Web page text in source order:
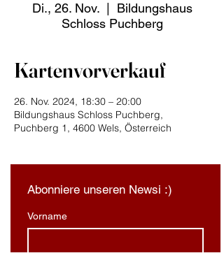
Di., 26. Nov.
  |
Bildungshaus
Schloss Puchberg
Kartenvorverkauf
26. Nov. 2024, 18:30 – 20:00
Bildungshaus Schloss Puchberg,
Puchberg 1, 4600 Wels, Österreich
Abonniere unseren Newsi :)
Vorname